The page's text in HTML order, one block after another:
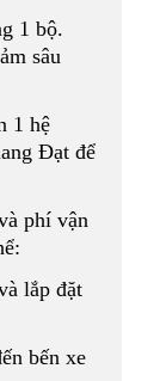
1 bộ.
sâu
1 hệ
Đạt để
phí vận
lắp đặt
bến xe